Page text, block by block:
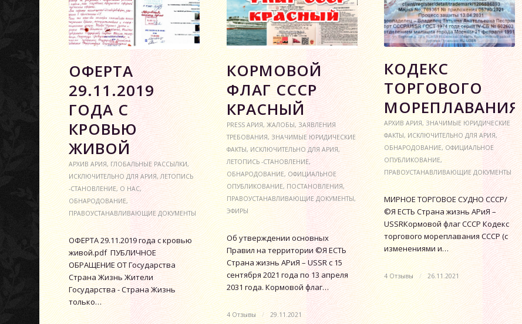
ОФЕРТА
29.11.2019
ГОДА С
КРОВЬЮ
ЖИВОЙ
АРХИВ АРИЯ,ГЛОБАЛЬНЫЕ РАССЫЛКИ,
ИСКЛЮЧИТЕЛЬНО ДЛЯ АРИЯ,ЛЕТОПИСЬ
-СТАНОВЛЕНИЕ,О НАС,
ОБНАРОДОВАНИЕ,
ПРАВОУСТАНАВЛИВАЮЩИЕ ДОКУМЕНТЫ
ОФЕРТА 29.11.2019 года с кровью
живой.pdf ПУБЛИЧНОЕ
ОБРАЩЕНИЕ ОТ Государства
Страна Жизнь Жители
Государства - Страна Жизнь
только…
КОРМОВОЙ
ФЛАГ СССР
КРАСНЫЙ
PRESS АРИЯ,ЖАЛОБЫ,ЗАЯВЛЕНИЯ
ТРЕБОВАНИЯ,ЗНАЧИМЫЕ ЮРИДИЧЕСКИЕ
ФАКТЫ,ИСКЛЮЧИТЕЛЬНО ДЛЯ АРИЯ,
ЛЕТОПИСЬ -СТАНОВЛЕНИЕ,
ОБНАРОДОВАНИЕ,ОФИЦИАЛЬНОЕ
ОПУБЛИКОВАНИЕ,ПОСТАНОВЛЕНИЯ,
ПРАВОУСТАНАВЛИВАЮЩИЕ ДОКУМЕНТЫ,
ЭФИРЫ
Об утверждении основных
Правил на территории ©Я ЕСТЬ
Страна жизнь АРиЯ – USSR с 15
сентября 2021 года по 13 апреля
2031 года. Кормовой флаг…
4 Отзывы / 29.11.2021
КОДЕКС
ТОРГОВОГО
МОРЕПЛАВАНИЯ
АРХИВ АРИЯ,ЗНАЧИМЫЕ ЮРИДИЧЕСКИЕ
ФАКТЫ,ИСКЛЮЧИТЕЛЬНО ДЛЯ АРИЯ,
ОБНАРОДОВАНИЕ,ОФИЦИАЛЬНОЕ
ОПУБЛИКОВАНИЕ,
ПРАВОУСТАНАВЛИВАЮЩИЕ ДОКУМЕНТЫ
МИРНОЕ ТОРГОВОЕ СУДНО СССР/
©Я ЕСТЬ Страна жизнь АРиЯ –
USSRКормовой флаг СССР Кодекс
торгового мореплавания СССР (с
изменениями и…
4 Отзывы / 26.11.2021